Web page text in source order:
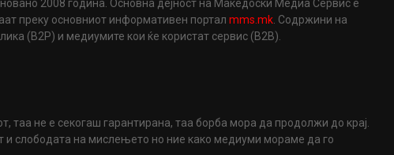
2008 година. Основна дејност на Македоски Медиа Сервис е
преку основниот информативен порталmms.mk. Содржини на
(B2P) и медиумите кои ќе користат сервис (B2B).
таа не е секогаш гарантирана, таа борба мора да продолжи до крај.
и слободата на мислењето но ние како медиуми мораме да го